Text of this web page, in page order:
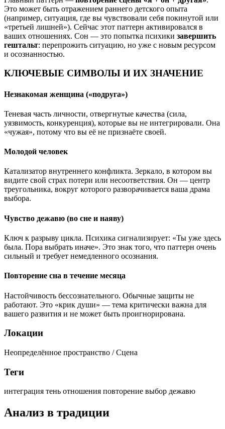
Это может быть отражением раннего детского опыта
(например, ситуация, где вы чувствовали себя покинутой или
«третьей лишней»). Сейчас этот паттерн активировался в
ваших отношениях. Сон — это попытка психики завершить
гештальт: перепрожить ситуацию, но уже с новым ресурсом
и осознанностью.
КЛЮЧЕВЫЕ СИМВОЛЫ И ИХ ЗНАЧЕНИЕ
Незнакомая женщина («подруга»)
Теневая часть личности, отвергнутые качества (сила,
уязвимость, конкуренция), которые вы не интегрировали. Она
«чужая», потому что вы её не признаёте своей.
Молодой человек
Катализатор внутреннего конфликта. Зеркало, в котором вы
видите свой страх потери или несоответствия. Он — центр
треугольника, вокруг которого разворачивается ваша драма
выбора.
Чувство дежавю (во сне и наяву)
Ключ к разрыву цикла. Психика сигнализирует: «Ты уже здесь
была. Пора выбрать иначе». Это знак того, что паттерн очень
сильный и требует немедленного осознания.
Повторение сна в течение месяца
Настойчивость бессознательного. Обычные защиты не
работают. Это «крик души» — тема критически важна для
вашего развития и не может быть проигнорирована.
Локации
Неопределённое пространство / Сцена
Теги
интеграция тень отношения повторение выбор дежавю
Анализ в традиции